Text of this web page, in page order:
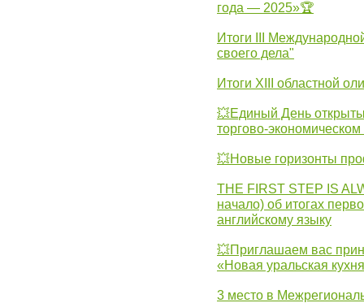
года — 2025»🏆
Итоги III
своего дела"
Итоги XIII областной
💥Единый День
торгово-
💥Новые горизонты
THE FIRST STEP IS
начало) об итогах
английскому языку
💥Приглашаем вас
«Новая уральская
3 место в